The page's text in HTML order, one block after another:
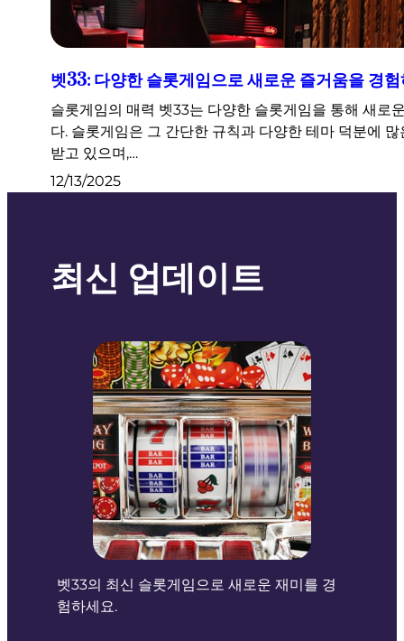
벳33: 다양한 슬롯게임으로 새로운 즐거움을 경
슬롯게임의 매력 벳33는 다양한 슬롯게임을 통해 새로
다. 슬롯게임은 그 간단한 규칙과 다양한 테마 덕분에
받고 있으며,…
12/13/2025
최신 업데이트
벳33의 최신 슬롯게임으로 새로운 재미를 경
험하세요.